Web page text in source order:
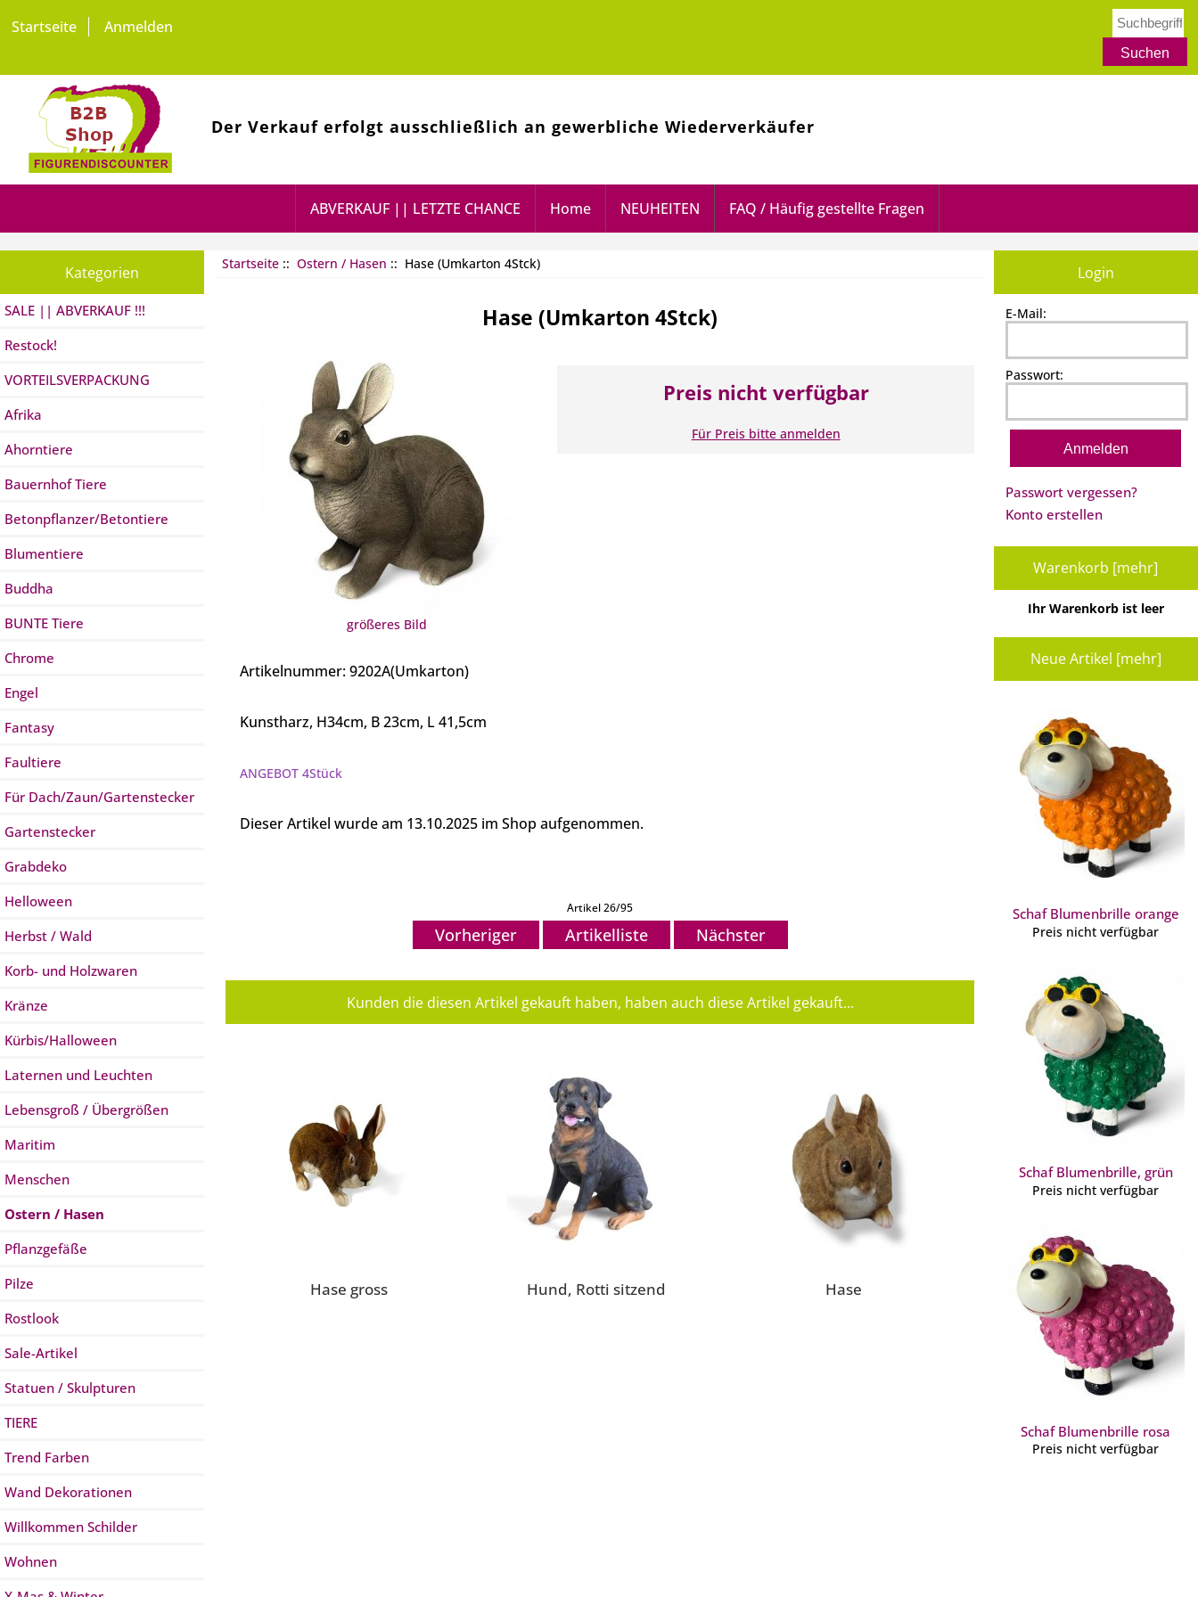
Startseite Anmelden
Der Verkauf erfolgt ausschließlich an gewerbliche Wiederverkäufer
ABVERKAUF || LETZTE CHANCE Home NEUHEITEN FAQ / Häufig gestellte Fragen
Kategorien
SALE || ABVERKAUF !!!
Restock!
VORTEILSVERPACKUNG
Afrika
Ahorntiere
Bauernhof Tiere
Betonpflanzer/Betontiere
Blumentiere
Buddha
BUNTE Tiere
Chrome
Engel
Fantasy
Faultiere
Für Dach/Zaun/Gartenstecker
Gartenstecker
Grabdeko
Helloween
Herbst / Wald
Korb- und Holzwaren
Kränze
Kürbis/Halloween
Laternen und Leuchten
Lebensgroß / Übergrößen
Maritim
Menschen
Ostern / Hasen
Pflanzgefäße
Pilze
Rostlook
Sale-Artikel
Statuen / Skulpturen
TIERE
Trend Farben
Wand Dekorationen
Willkommen Schilder
Wohnen
Startseite:: Ostern / Hasen :: Hase (Umkarton 4Stck)
Hase (Umkarton 4Stck)
größeres Bild
Preis nicht verfügbar
Für Preis bitte anmelden
Artikelnummer: 9202A(Umkarton)
Kunstharz, H34cm, B 23cm, L 41,5cm
ANGEBOT 4Stück
Dieser Artikel wurde am 13.10.2025 im Shop aufgenommen.
Artikel 26/95
Vorheriger Artikelliste Nächster
Kunden die diesen Artikel gekauft haben, haben auch diese Artikel gekauft...
Hase gross Hund, Rotti sitzend Hase
Login
E-Mail:
Passwort:
Passwort vergessen?
Konto erstellen
Warenkorb [mehr]
Ihr Warenkorb ist leer
Neue Artikel [mehr]
Schaf Blumenbrille orange
Preis nicht verfügbar
Schaf Blumenbrille, grün
Preis nicht verfügbar
Schaf Blumenbrille rosa
Preis nicht verfügbar